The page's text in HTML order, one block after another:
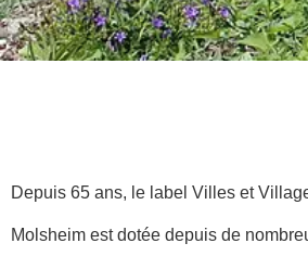
Depuis 65 ans, le label Villes et
Molsheim est dotée depuis de